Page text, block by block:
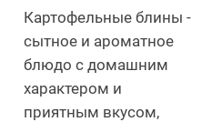
Картофельные блины -
сытное и ароматное
блюдо с домашним
характером и
приятным вкусом,